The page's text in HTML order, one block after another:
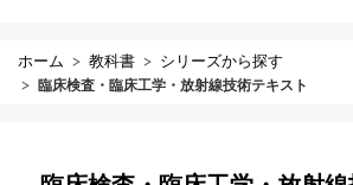
ホーム 教科書 シリーズから探す
臨床検査・臨床工学・放射線技術テキスト